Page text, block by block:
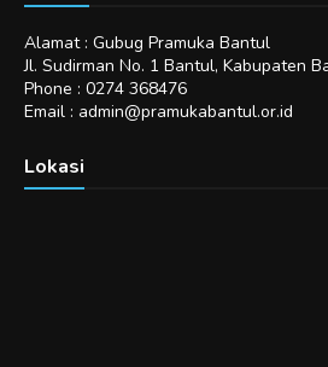
Alamat : Gubug Pramuka Bantul
Jl. Sudirman No. 1 Bantul, Kabupaten
Phone : 0274 368476
Email : admin@pramukabantul.or.id
Lokasi